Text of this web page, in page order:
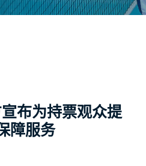
布为持票观众提
障服务